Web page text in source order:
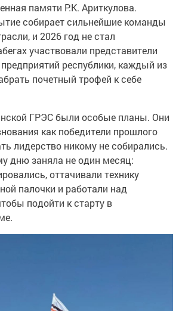
памяти Р.К. Ариткулова.
собирает сильнейшие команды
и 2026 год не стал
участвовали представители
республики, каждый из
почетный трофей к себе
ГРЭС были особые планы. Они
как победители прошлого
лидерство никому не собирались.
дню заняла не один месяц:
оттачивали технику
палочки и работали над
подойти к старту в